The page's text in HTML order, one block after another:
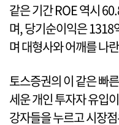
같은 기간 ROE 역시
며, 당기순이익은
며 대형사와 어깨를 나
토스증권의 이 같은 빠
세운 개인 투자자 유입
강자들을 누르고 시장